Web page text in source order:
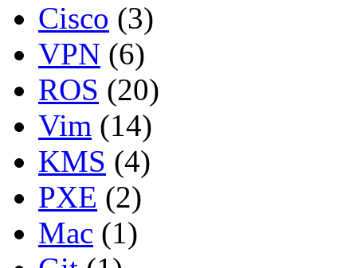
Cisco (3)
VPN (6)
ROS (20)
Vim (14)
KMS (4)
PXE (2)
Mac (1)